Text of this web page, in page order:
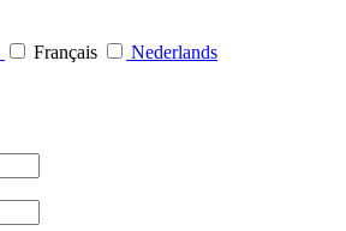
Français Nederlands